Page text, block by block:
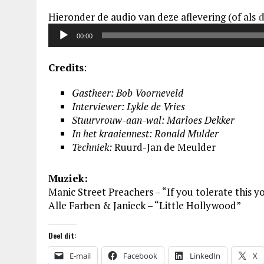
Hieronder de audio van deze aflevering (of als
Audiospeler
00:00
Credits:
Gastheer: Bob Voorneveld
Interviewer: Lykle de Vries
Stuurvrouw-aan-wal: Marloes Dekker
In het kraaiennest: Ronald Mulder
Techniek:Ruurd-Jan de Meulder
Muziek:
Manic Street Preachers – “If you tolerate this
Alle Farben & Janieck – “Little Hollywood”
Deel dit:
E-mail Facebook LinkedIn X